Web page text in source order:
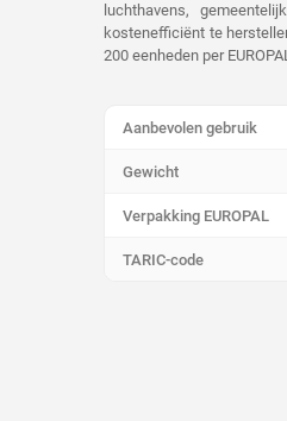
luchthavens,
kostenefficiënt te
200 eenheden per
Aanbevolen gebruik
Gewicht
Verpakking EUROPAL
TARIC-code